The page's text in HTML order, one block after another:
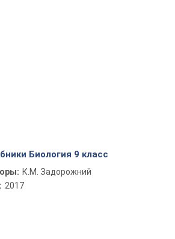
Биология 9 класс
К.М. Задорожний
2017